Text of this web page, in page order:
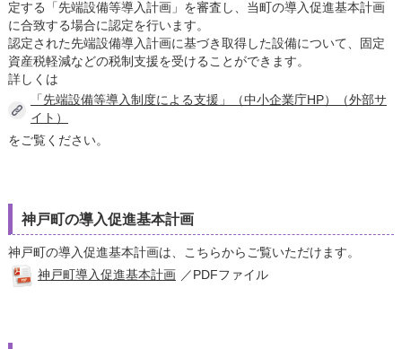
Select Language
読み上げる
定する「先端設備等導入計画」を審査し、当町の導入促進基本計画
に合致する場合に認定を行います。
認定された先端設備導入計画に基づき取得した設備について、固定
資産税軽減などの税制支援を受けることができます。
詳しくは
「先端設備等導入制度による支援」（中小企業庁HP）（外部サ
イト）
をご覧ください。
神戸町の導入促進基本計画
神戸町の導入促進基本計画は、こちらからご覧いただけます。
神戸町導入促進基本計画 ／PDFファイル